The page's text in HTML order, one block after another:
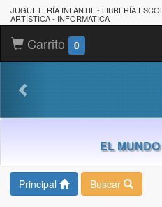
JUGUETERÍA INFANTIL - LIBRERÍA
ARTÍSTICA - INFORMÁTICA
Carrito 0
EL
Principal Buscar